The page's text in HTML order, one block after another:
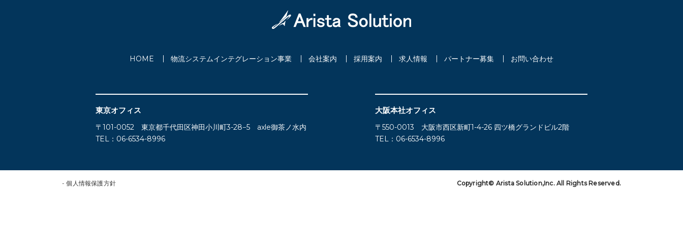
HOME 物流システムインテグレーション事業 会社案内 採用案内 求人情報 パートナー募集 お問い合わせ
東京オフィス
〒101-0052 東京都千代⽥区神⽥⼩川町3-28−5 axle御茶ノ水内
TEL：06-6534-8996
大阪本社オフィス
〒550-0013 大阪市西区新町1-4-26 四ツ橋グランドビル2階
TEL：06-6534-8996
- 個人情報保護方針 Copyright© Arista Solution,Inc. All Rights Reserved.